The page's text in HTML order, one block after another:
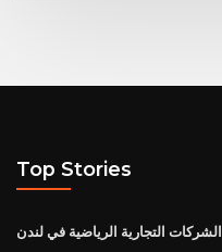
Top Stories
الشركات التجارية الرياضية في لندن